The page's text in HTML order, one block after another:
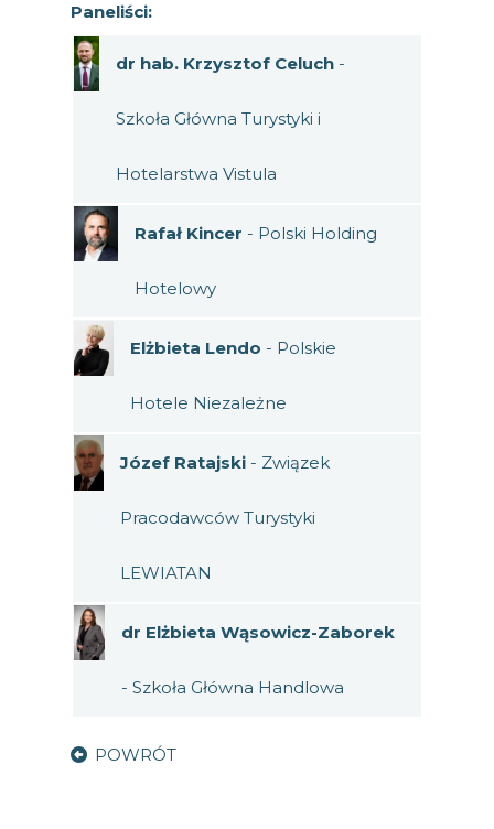
Paneliści:
dr hab. Krzysztof Celuch -
Szkoła Główna Turystyki i
Hotelarstwa Vistula
Rafał Kincer - Polski Holding
Hotelowy
Elżbieta Lendo - Polskie
Hotele Niezależne
Józef Ratajski - Związek
Pracodawców Turystyki
LEWIATAN
dr Elżbieta Wąsowicz-Zaborek
- Szkoła Główna Handlowa
POWRÓT